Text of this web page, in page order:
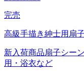
完売
高級手描き紳士用扇
新入荷商品扇子シー
用・浴衣など